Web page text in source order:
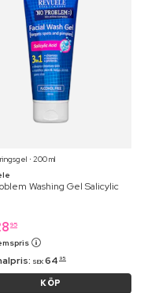
⋅ 200 ml
Washing Gel Salicylic
95
SEK 64 95
KÖP